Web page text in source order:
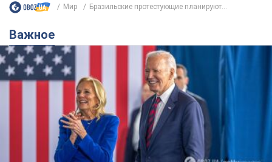
Мир Бразильские протестующие планируют...
Важное